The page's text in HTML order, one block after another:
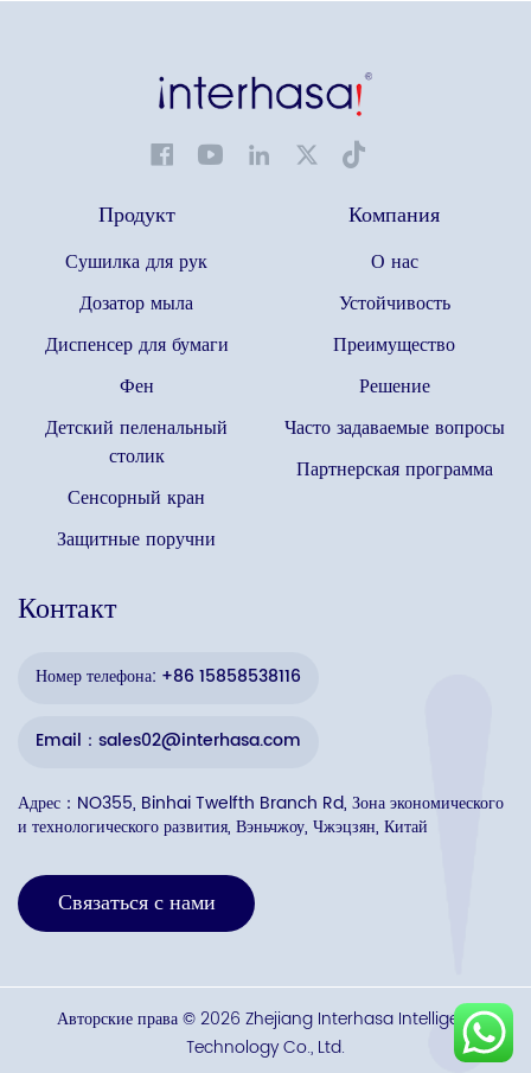
Продукт
Сушилка для рук
Дозатор мыла
Диспенсер для бумаги
Фен
Детский пеленальный
столик
Сенсорный кран
Защитные поручни
Компания
О нас
Устойчивость
Преимущество
Решение
Часто задаваемые вопросы
Партнерская программа
Контакт
Номер телефона: +86 15858538116
Email：sales02@interhasa.com
Адрес：NO355, Binhai Twelfth Branch Rd, Зона экономического
и технологического развития, Вэньчжоу, Чжэцзян, Китай
Связаться с нами
Авторские права © 2026 Zhejiang Interhasa Intelligent
Technology Co., Ltd.